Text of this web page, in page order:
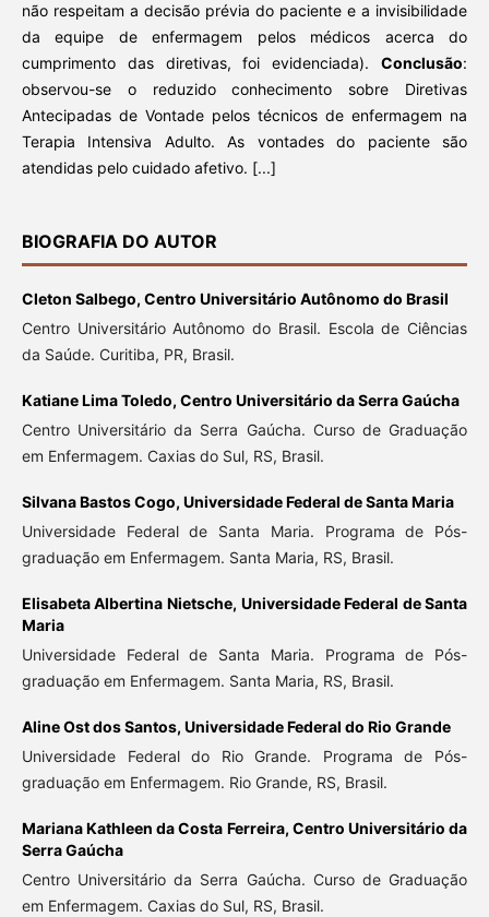
não respeitam a decisão prévia do paciente e a invisibilidade
da equipe de enfermagem pelos médicos acerca do
cumprimento das diretivas, foi evidenciada).Conclusão:
observou-se o reduzido conhecimento sobre Diretivas
Antecipadas de Vontade pelos técnicos de enfermagem na
Terapia Intensiva Adulto. As vontades do paciente são
atendidas pelo cuidado afetivo. [...]
BIOGRAFIA DO AUTOR
Cleton Salbego, Centro Universitário Autônomo do Brasil
Centro Universitário Autônomo do Brasil. Escola de Ciências
da Saúde. Curitiba, PR, Brasil.
Katiane Lima Toledo, Centro Universitário da Serra Gaúcha
Centro Universitário da Serra Gaúcha. Curso de Graduação
em Enfermagem. Caxias do Sul, RS, Brasil.
Silvana Bastos Cogo, Universidade Federal de Santa Maria
Universidade Federal de Santa Maria. Programa de Pós-
graduação em Enfermagem. Santa Maria, RS, Brasil.
Elisabeta Albertina Nietsche, Universidade Federal de Santa
Maria
Universidade Federal de Santa Maria. Programa de Pós-
graduação em Enfermagem. Santa Maria, RS, Brasil.
Aline Ost dos Santos, Universidade Federal do Rio Grande
Universidade Federal do Rio Grande. Programa de Pós-
graduação em Enfermagem. Rio Grande, RS, Brasil.
Mariana Kathleen da Costa Ferreira, Centro Universitário da
Serra Gaúcha
Centro Universitário da Serra Gaúcha. Curso de Graduação
em Enfermagem. Caxias do Sul, RS, Brasil.